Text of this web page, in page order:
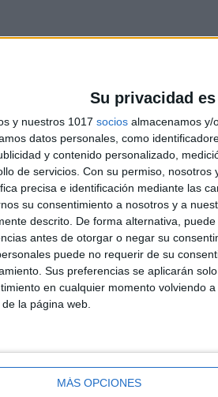
Su privacidad
y nuestros 1017 socios almacenamos y/
datos personales, como
y contenido personalizado,
de servicios. Con su permiso, nosotros
precisa e identificación mediante las
su consentimiento a nosotros y a
descrito. De forma alternativa,
antes de otorgar o negar su
puede no requerir de su
Sus preferencias se aplicarán
en cualquier momento volviendo
la página web.
MÁS OPCIONES